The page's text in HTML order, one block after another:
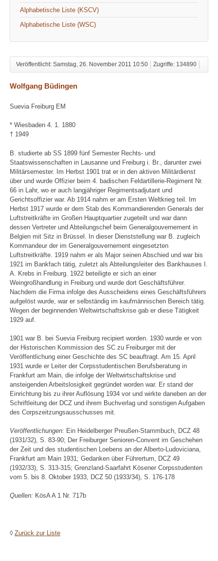
Alphabetische Liste (KSCV)
Alphabetische Liste (WSC)
Veröffentlicht: Samstag, 26. November 2011 10:50 Zugriffe: 134890
Wolfgang Büdingen
Suevia Freiburg EM
* Wiesbaden 4. 1. 1880
† 1949
B. studierte ab SS 1899 fünf Semester Rechts- und
Staatswissenschaften in Lausanne und Freiburg i. Br., darunter zwei
Militärsemester. Im Herbst 1901 trat er in den aktiven Militärdienst
über und wurde Offizier beim 4. badischen Feldartillerie-Regiment Nr.
66 in Lahr, wo er auch langjähriger Regimentsadjutant und
Gerichtsoffizier war. Ab 1914 nahm er am Ersten Weltkrieg teil. Im
Herbst 1917 wurde er dem Stab des Kommandierenden Generals der
Luftstreitkräfte im Großen Hauptquartier zugeteilt und war dann
dessen Vertreter und Abteilungschef beim Generalgouvernement in
Belgien mit Sitz in Brüssel. In dieser Dienststellung war B. zugleich
Kommandeur der im Generalgouvernement eingesetzten
Luftstreitkräfte. 1919 nahm er als Major seinen Abschied und war bis
1921 im Bankfach tätig, zuletzt als Abteilungsleiter des Bankhauses I.
A. Krebs in Freiburg. 1922 beteiligte er sich an einer
Weingroßhandlung in Freiburg und wurde dort Geschäftsführer.
Nachdem die Firma infolge des Ausscheidens eines Geschäftsführers
aufgelöst wurde, war er selbständig im kaufmännischen Bereich tätig.
Wegen der beginnenden Weltwirtschaftskrise gab er diese Tätigkeit
1929 auf.
1901 war B. bei Suevia Freiburg recipiert worden. 1930 wurde er von
der Historischen Kommission des SC zu Freiburger mit der
Veröffentlichung einer Geschichte des SC beauftragt. Am 15. April
1931 wurde er Leiter der Corpsstudentischen Berufsberatung in
Frankfurt am Main, die infolge der Weltwirtschaftskrise und
ansteigenden Arbeitslosigkeit gegründet worden war. Er stand der
Einrichtung bis zu ihrer Auflösung 1934 vor und wirkte daneben an der
Schriftleitung der DCZ und ihrem Buchverlag und sonstigen Aufgaben
des Corpszeitzungsausschusses mit.
Veröffentlichungen: Ein Heidelberger Preußen-Stammbuch, DCZ 48
(1931/32), S. 83-90; Der Freiburger Senioren-Convent im Geschehen
der Zeit und des studentischen Loebens an der Alberto-Ludoviciana,
Frankfurt am Main 1931; Gedanken über Führertum, DCZ 49
(1932/33), S. 313-315; Grenzland-Saarfahrt Kösener Corpsstudenten
vom 5. bis 8. Oktober 1933, DCZ 50 (1933/34), S. 176-178
Quellen: KösA A 1 Nr. 717b
◊ Zurück zur Liste